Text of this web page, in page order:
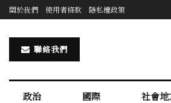
關於我們 使用者條款 隱私權政策
聯絡我們
政治 國際 社會地